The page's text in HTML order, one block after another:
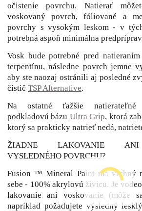
očistenie povrchu. Natierať
voskovaný povrch, fóliované a
povrchy s vysokým leskom - v
potrebná aspoň minimálna
Vosk bude potrebné pred
terpentínu, následne povrch jemne
aby ste naozaj ostránili aj posledné
čistič TSP Alternative.
Na ostatné ťažšie natierateľné
podkladovú bázu Ultra Grip, ktorá
ktorý sa prakticky natrieť nedá,
ŽIADNE LAKOVANIE ANI
VYSLEDNÉHO POVRCHU?
Fusion ™ Mineral Paint má vrchný
sebe - 100% akrylovú živicu. Je
lakovanie ani voskovanie (môže
napríklad požadujete výsledný